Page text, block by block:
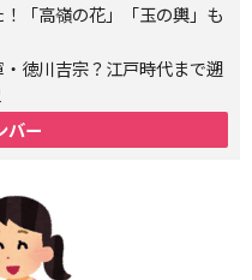
！「高嶺の花」「玉の輿」も
・徳川吉宗？江戸時代まで遡
バー